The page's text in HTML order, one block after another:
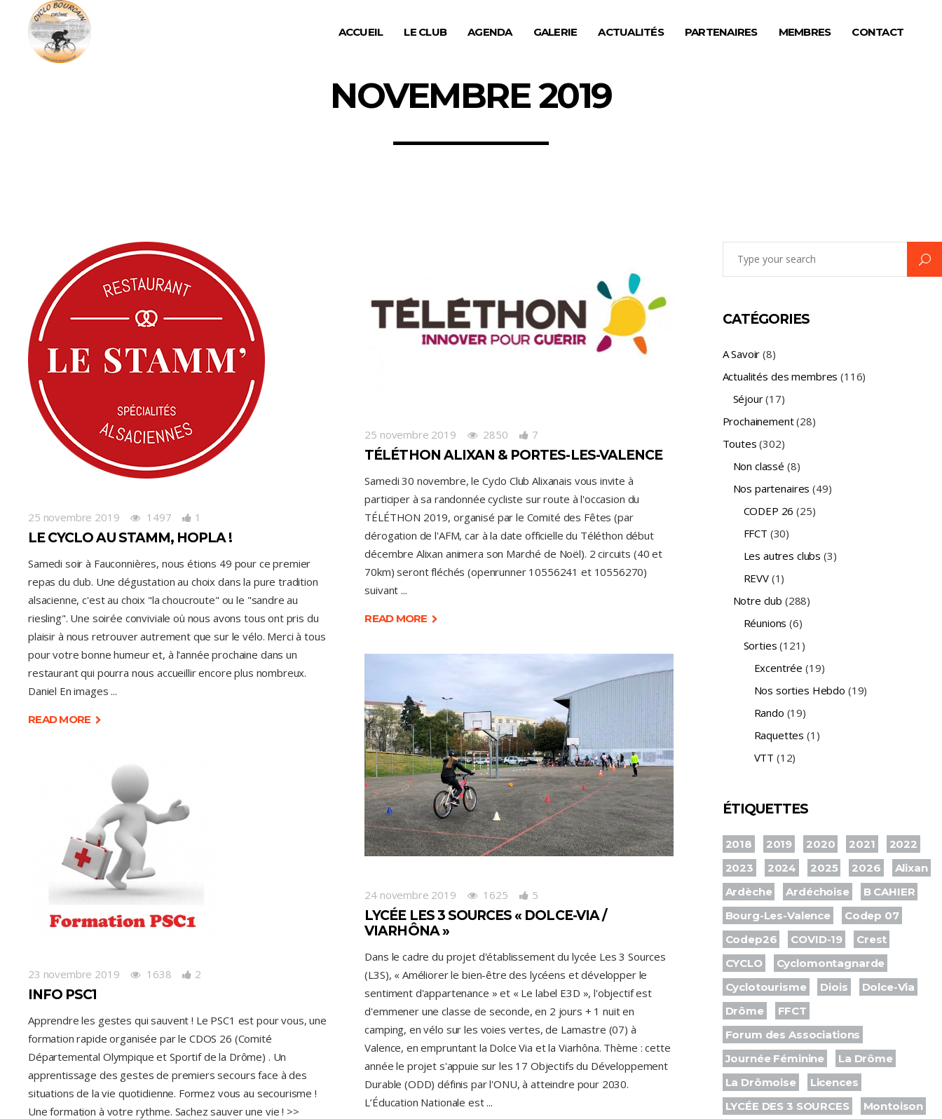
ACCUEIL LE CLUB AGENDA GALERIE ACTUALITÉS PARTENAIRES MEMBRES CONTACT
NOVEMBRE 2019
25 novembre 2019 1497 1
LE CYCLO AU STAMM, HOPLA !
Samedi soir à Fauconnières, nous étions 49 pour ce premier
repas du club. Une dégustation au choix dans la pure tradition
alsacienne, c'est au choix "la choucroute" ou le "sandre au
riesling". Une soirée conviviale où nous avons tous ont pris du
plaisir à nous retrouver autrement que sur le vélo. Merci à tous
pour votre bonne humeur et, à l'année prochaine dans un
restaurant qui pourra nous accueillir encore plus nombreux.
Daniel En images
READ MORE
25 novembre 2019 2850 7
TÉLÉTHON ALIXAN & PORTES-LES-VALENCE
Samedi 30 novembre, le Cyclo Club Alixanais vous invite à
participer à sa randonnée cycliste sur route à l'occasion du
TÉLÉTHON 2019, organisé par le Comité des Fêtes (par
dérogation de l'AFM, car à la date officielle du Téléthon début
décembre Alixan animera son Marché de Noël). 2 circuits (40 et
70km) seront fléchés (openrunner 10556241 et 10556270)
suivant
READ MORE
24 novembre 2019 1625 5
LYCÉE LES 3 SOURCES « DOLCE-VIA /
VIARHÔNA »
Dans le cadre du projet d'établissement du lycée Les 3 Sources
(L3S), « Améliorer le bien-être des lycéens et développer le
sentiment d'appartenance » et « Le label E3D », l'objectif est
d'emmener une classe de seconde, en 2 jours + 1 nuit en
camping, en vélo sur les voies vertes, de Lamastre (07) à
Valence, en empruntant la Dolce Via et la Viarhôna. Thème : cette
année le projet s'appuie sur les 17 Objectifs du Développement
Durable (ODD) définis par l'ONU, à atteindre pour 2030.
L’Éducation Nationale est
23 novembre 2019 1638 2
INFO PSC1
Apprendre les gestes qui sauvent ! Le PSC1 est pour vous, une
formation rapide organisée par le CDOS 26 (Comité
Départemental Olympique et Sportif de la Drôme) . Un
apprentissage des gestes de premiers secours face à des
situations de la vie quotidienne. Formez vous au secourisme !
Une formation à votre rythme. Sachez sauver une vie ! >>
CATÉGORIES
A Savoir (8)
Actualités des membres (116)
Séjour(17)
Prochainement(28)
Toutes (302)
Non classé (8)
Nos partenaires (49)
CODEP 26 (25)
FFCT (30)
Les autres clubs (3)
REVV(1)
Notre club (288)
Réunions (6)
Sorties (121)
Excentrée (19)
Nos sorties Hebdo (19)
Rando (19)
Raquettes (1)
VTT (12)
ÉTIQUETTES
2018 2019 2020 2021
2022
2023
2024 2025 2026
Alixan
Ardèche
Ardéchoise
B CAHIER
Bourg-Les-Valence
Codep 07
Codep26
COVID-19
Crest
CYCLO
Cyclomontagnarde
Cyclotourisme
Diois
Dolce-Via
Drôme
FFCT
Forum des Associations
Journée Féminine
La Drôme
La Drômoise
Licences
LYCÉE DES 3 SOURCES
Montoison